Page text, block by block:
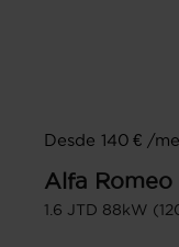
Desde 140 € /
Alfa Romeo
1.6 JTD 88kW